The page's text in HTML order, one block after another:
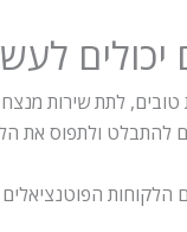
לתת שירות
ולתפוס את
הלקוחות